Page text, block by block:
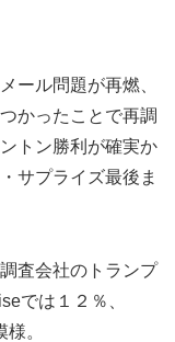
ール問題が再燃、
かったことで再調
トン勝利が確実か
サプライズ最後ま
査会社のトランプ
では１２％、
。